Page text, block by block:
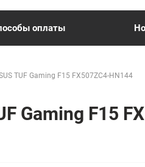
оплаты
TUF Gaming F15 FX507ZC4-HN144
Gaming F15